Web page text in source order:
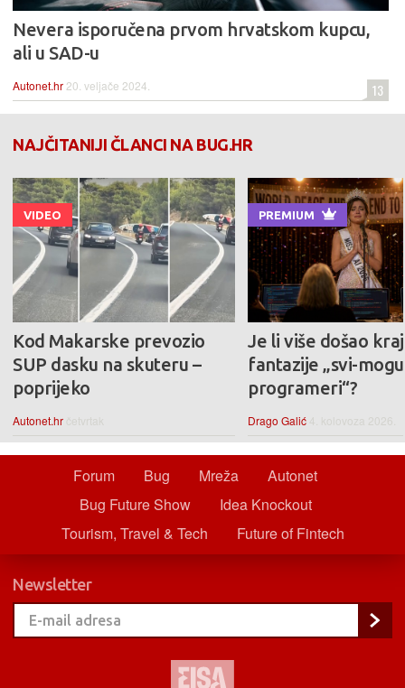
Nevera isporučena prvom hrvatskom kupcu,
ali u SAD-u
Autonet.hr 20. veljače 2024. 13
NAJČITANIJI ČLANCI NA BUG.HR
VIDEO
Kod Makarske prevozio
SUP dasku na skuteru –
poprijeko
Autonet.hr četvrtak
PREMIUM
Je li više došao kraj
fantazije „svi-
programeri“?
Drago Galić 4. kolovoza 2026.
Forum Bug Mreža
Autonet
Bug Future Show
Idea Knockout
Tourism, Travel & Tech
Future of Fintech
Newsletter